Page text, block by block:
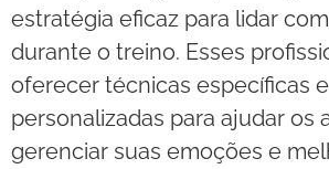
estratégia eficaz para lidar
durante o treino. Esses
oferecer técnicas específicas e
personalizadas para ajudar os
gerenciar suas emoções e